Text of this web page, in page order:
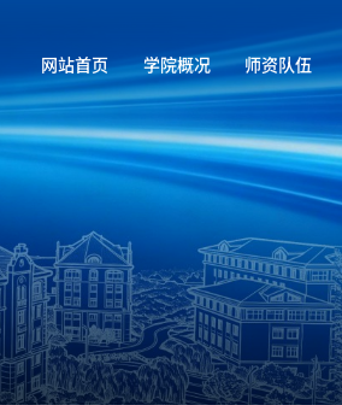
网站首页 学院概况 师资队伍